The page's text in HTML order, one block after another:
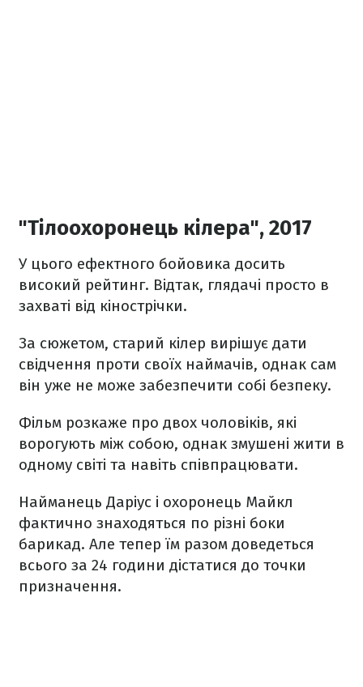
"Тілоохоронець кілера", 2017
У цього ефектного бойовика досить
високий рейтинг. Відтак, глядачі просто в
захваті від кінострічки.
За сюжетом, старий кілер вирішує дати
свідчення проти своїх наймачів, однак сам
він уже не може забезпечити собі безпеку.
Фільм розкаже про двох чоловіків, які
ворогують між собою, однак змушені жити в
одному світі та навіть співпрацювати.
Найманець Даріус і охоронець Майкл
фактично знаходяться по різні боки
барикад. Але тепер їм разом доведеться
всього за 24 години дістатися до точки
призначення.